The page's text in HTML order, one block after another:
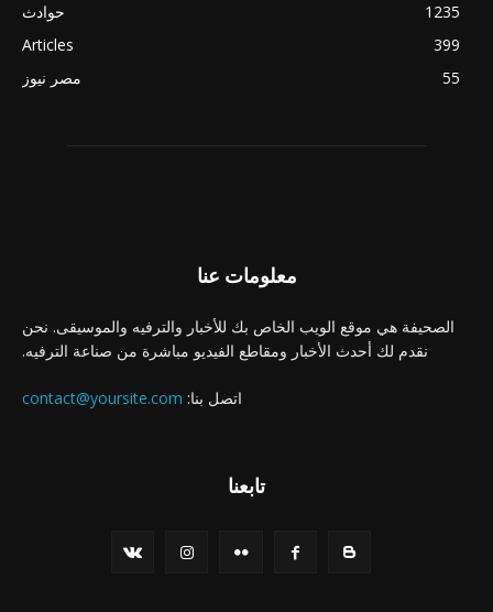
حوادث
1235
Articles
399
مصر نيوز
55
معلومات عنا
الصحيفة هي موقع الويب الخاص بك للأخبار والترفيه والموسيقى. نحن
نقدم لك أحدث الأخبار ومقاطع الفيديو مباشرة من صناعة الترفيه.
اتصل بنا: contact@yoursite.com
تابعنا